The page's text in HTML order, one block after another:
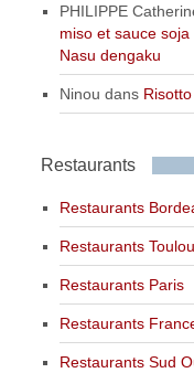
PHILIPPE
miso et sauce
Nasu dengaku
Ninou dans
Restaurants
Restaurants
Restaurants
Restaurants Paris
Restaurants
Restaurants Sud